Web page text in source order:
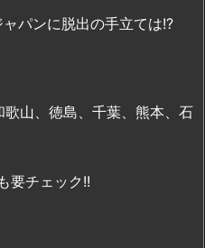
パンに脱出の手立ては!?
山、徳島、千葉、熊本、石
要チェック!!